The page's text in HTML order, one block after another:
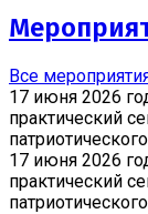
Все
17 июня 2026
практический
17 июня 2026
практический